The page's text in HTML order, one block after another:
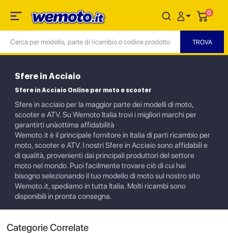
0
Sfere in Acciaio
Sfere in Acciaio Online per moto e scooter
Sfere in acciaio per la maggior parte dei modelli di moto,
scooter e ATV. Su Wemoto Italia trovi i migliori marchi per
garantirti unàottima affidabilità
Wemoto.it è il principale fornitore in Italia di parti ricambio per
moto, scooter e ATV. I nostri Sfere in Acciaio sono affidabili e
di qualità, provenienti dai principali produttori del settore
moto nel mondo. Puoi facilmente trovare ciò di cui hai
bisogno selezionando il tuo modello di moto sul nostro sito
Wemoto.it, spediamo in tutta Italia. Molti ricambi sono
disponibili in pronta consegna.
Categorie Correlate